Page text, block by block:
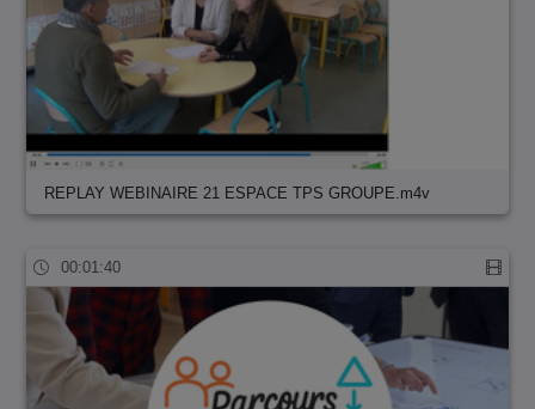
REPLAY WEBINAIRE 21 ESPACE TPS GROUPE.m4v
00:01:40